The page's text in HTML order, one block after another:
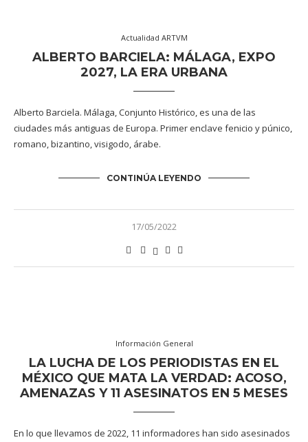
Actualidad ARTVM
ALBERTO BARCIELA: MÁLAGA, EXPO
2027, LA ERA URBANA
Alberto Barciela. Málaga, Conjunto Histórico, es una de las
ciudades más antiguas de Europa. Primer enclave fenicio y púnico,
romano, bizantino, visigodo, árabe.
CONTINÚA LEYENDO
17/05/2022
Información General
LA LUCHA DE LOS PERIODISTAS EN EL
MÉXICO QUE MATA LA VERDAD: ACOSO,
AMENAZAS Y 11 ASESINATOS EN 5 MESES
En lo que llevamos de 2022, 11 informadores han sido asesinados